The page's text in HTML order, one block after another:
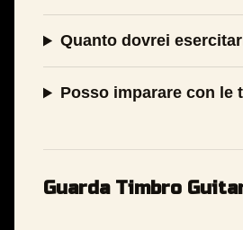
Quanto dovrei
Posso imparare con le
Guarda Timbro